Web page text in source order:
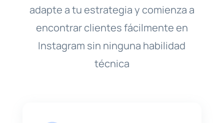
adapte a tu estrategia y comienza a
encontrar clientes fácilmente en
Instagram sin ninguna habilidad
técnica